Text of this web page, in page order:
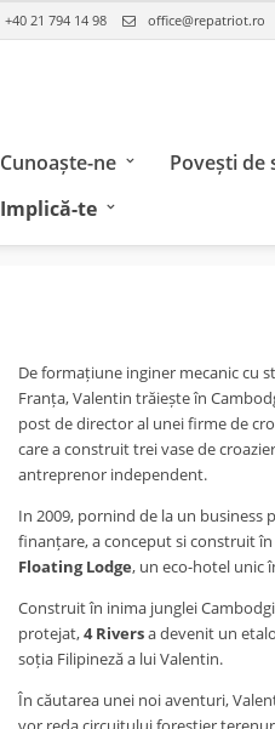
+40 21 794 14 98 office@repatriot.ro
Cunoaște-ne Povești de
Implică-te
De formațiune inginer mecanic cu
Franța, Valentin trăiește în
post de director al unei firme de
care a construit trei vase de
antreprenor independent.
In 2009, pornind de la un business
finanțare, a conceput si construit
Floating Lodge, un eco-hotel unic
Construit în inima junglei
protejat,4 Riversa devenit un
soția Filipineză a lui Valentin.
În căutarea unei noi aventuri,